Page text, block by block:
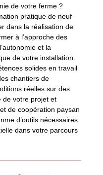
de votre ferme ?
pratique de neuf
dans la réalisation de
à l’approche des
et la
de votre installation.
solides en travail
chantiers de
réelles sur des
de votre projet et
de coopération paysan
d’outils nécessaires
dans votre parcours